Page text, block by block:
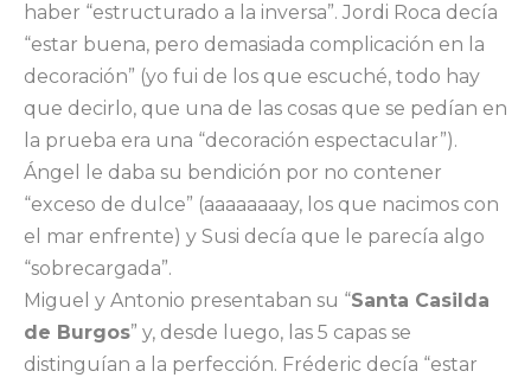
haber “estructurado a la inversa”. Jordi Roca decía
“estar buena, pero demasiada complicación en la
decoración” (yo fui de los que escuché, todo hay
que decirlo, que una de las cosas que se pedían en
la prueba era una “decoración espectacular”).
Ángel le daba su bendición por no contener
“exceso de dulce” (aaaaaaaay, los que nacimos con
el mar enfrente) y Susi decía que le parecía algo
“sobrecargada”.
Miguel y Antonio presentaban su “Santa Casilda
de Burgos” y, desde luego, las 5 capas se
distinguían a la perfección. Fréderic decía “estar